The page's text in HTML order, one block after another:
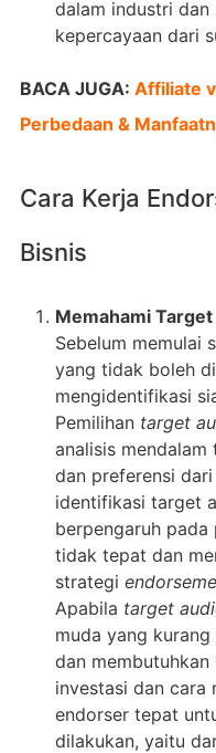
dalam industri
kepercayaan dari
BACA JUGA: Affiliate
Perbedaan &
Cara Kerja
Bisnis
Memahami
Sebelum memulai
yang tidak boleh
mengidentifikasi
Pemilihan target
analisis
dan preferensi
identifikasi target
berpengaruh pada
tidak tepat dan
strategi
Apabila target
muda yang kurang
dan membutuhkan
investasi dan cara
endorser tepat
dilakukan, yaitu